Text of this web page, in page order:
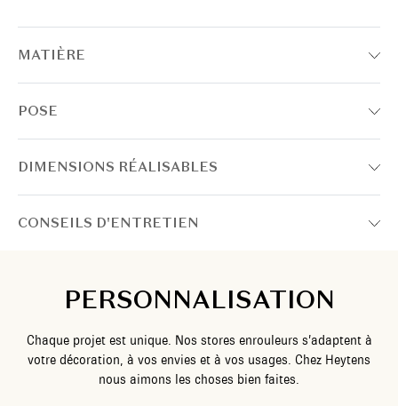
MATIÈRE
POSE
DIMENSIONS RÉALISABLES
CONSEILS D'ENTRETIEN
PERSONNALISATION
Chaque projet est unique. Nos stores enrouleurs s’adaptent à
votre décoration, à vos envies et à vos usages. Chez Heytens
nous aimons les choses bien faites.